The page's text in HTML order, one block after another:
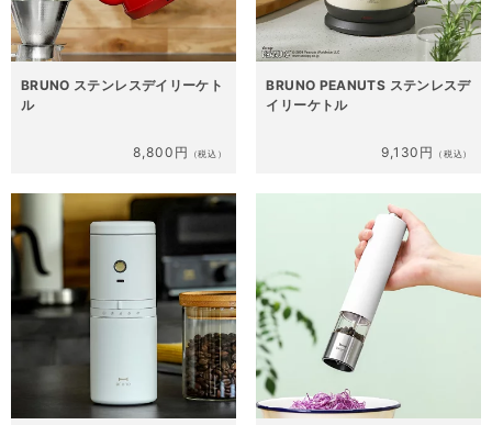
BRUNO ステンレスデイリーケト
ル
8,800円 （税込）
BRUNO PEANUTS ステンレスデ
イリーケトル
9,130円 （税込）